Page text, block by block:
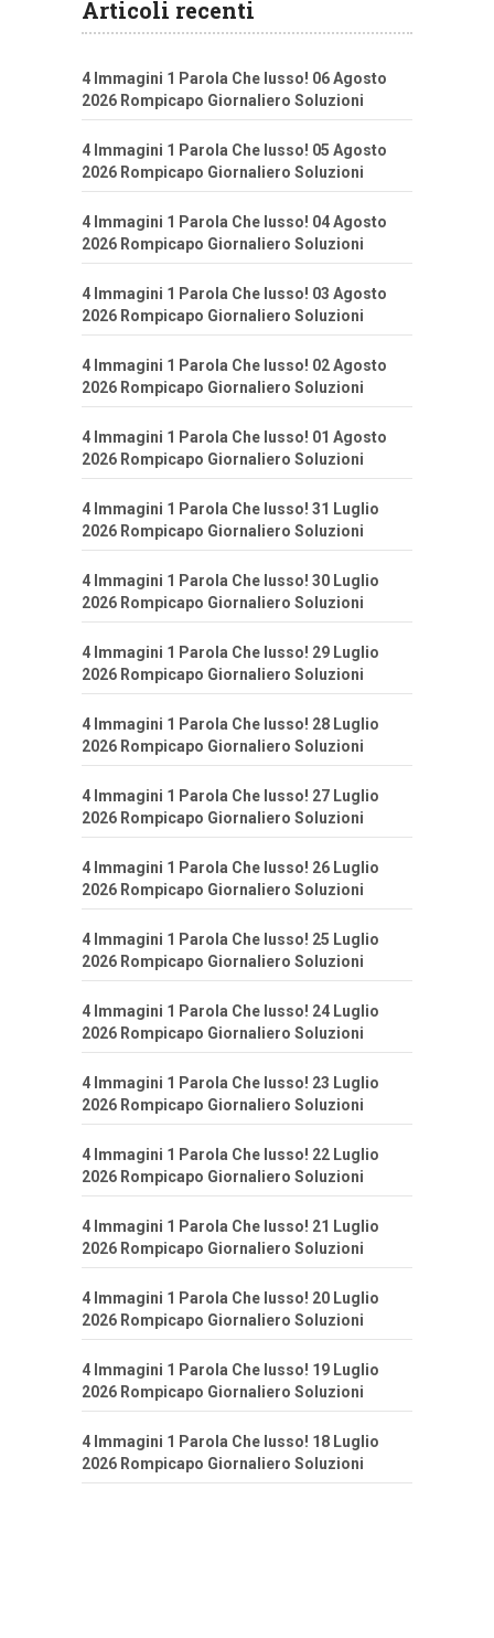
Articoli recenti
4 Immagini 1 Parola Che lusso! 06 Agosto
2026 Rompicapo Giornaliero Soluzioni
4 Immagini 1 Parola Che lusso! 05 Agosto
2026 Rompicapo Giornaliero Soluzioni
4 Immagini 1 Parola Che lusso! 04 Agosto
2026 Rompicapo Giornaliero Soluzioni
4 Immagini 1 Parola Che lusso! 03 Agosto
2026 Rompicapo Giornaliero Soluzioni
4 Immagini 1 Parola Che lusso! 02 Agosto
2026 Rompicapo Giornaliero Soluzioni
4 Immagini 1 Parola Che lusso! 01 Agosto
2026 Rompicapo Giornaliero Soluzioni
4 Immagini 1 Parola Che lusso! 31 Luglio
2026 Rompicapo Giornaliero Soluzioni
4 Immagini 1 Parola Che lusso! 30 Luglio
2026 Rompicapo Giornaliero Soluzioni
4 Immagini 1 Parola Che lusso! 29 Luglio
2026 Rompicapo Giornaliero Soluzioni
4 Immagini 1 Parola Che lusso! 28 Luglio
2026 Rompicapo Giornaliero Soluzioni
4 Immagini 1 Parola Che lusso! 27 Luglio
2026 Rompicapo Giornaliero Soluzioni
4 Immagini 1 Parola Che lusso! 26 Luglio
2026 Rompicapo Giornaliero Soluzioni
4 Immagini 1 Parola Che lusso! 25 Luglio
2026 Rompicapo Giornaliero Soluzioni
4 Immagini 1 Parola Che lusso! 24 Luglio
2026 Rompicapo Giornaliero Soluzioni
4 Immagini 1 Parola Che lusso! 23 Luglio
2026 Rompicapo Giornaliero Soluzioni
4 Immagini 1 Parola Che lusso! 22 Luglio
2026 Rompicapo Giornaliero Soluzioni
4 Immagini 1 Parola Che lusso! 21 Luglio
2026 Rompicapo Giornaliero Soluzioni
4 Immagini 1 Parola Che lusso! 20 Luglio
2026 Rompicapo Giornaliero Soluzioni
4 Immagini 1 Parola Che lusso! 19 Luglio
2026 Rompicapo Giornaliero Soluzioni
4 Immagini 1 Parola Che lusso! 18 Luglio
2026 Rompicapo Giornaliero Soluzioni